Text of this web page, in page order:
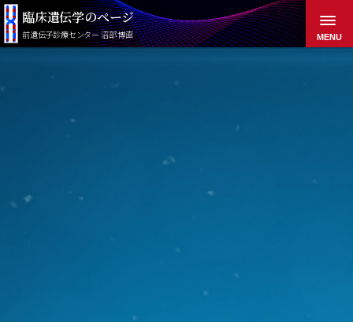
臨床遺伝学のページ
前遺伝子診療センター 沼部 博直 MENU